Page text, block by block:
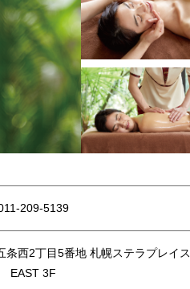
209-5139
条西2丁目5番地 札幌ステラプレイス
EAST 3F